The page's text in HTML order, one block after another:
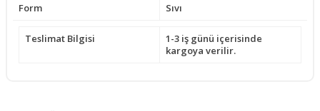
Form
Sıvı
Teslimat Bilgisi
1-3 iş günü içerisinde
kargoya verilir.